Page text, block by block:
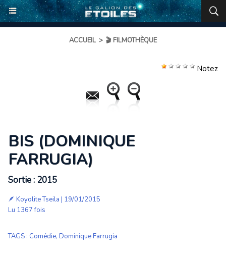
ACCUEIL > 🎬 FILMOTHÈQUE
Notez
BIS (DOMINIQUE
FARRUGIA)
Sortie : 2015
🪶 Koyolite Tseila | 19/01/2015
Lu 1367 fois
TAGS : Comédie, Dominique Farrugia